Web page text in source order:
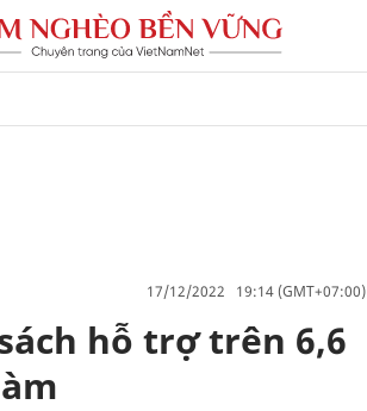
17/12/2022 19:14 (GMT+07:00)
hỗ trợ trên 6,6